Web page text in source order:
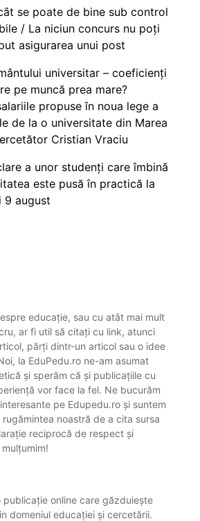
se poate de bine sub control
/ La niciun concurs nu poți
asigurarea unui post
universitar – coeficienți
pe muncă prea mare?
propuse în noua lege a
de la o universitate din Marea
Cristian Vraciu
a unor studenți care îmbină
este pusă în practică la
9 august
educație, sau cu atât mai mult
ar fi util să citați cu link, atunci
părți dintr-un articol sau o idee
la EduPedu.ro ne-am asumat
și sperăm că și publicațiile cu
vor face la fel. Ne bucurăm
pe Edupedu.ro și suntem
noastră de a cita sursa
reciprocă de respect și
publicație online care găzduiește
domeniul educației și cercetării.